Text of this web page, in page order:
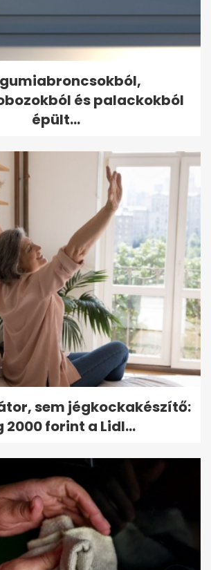
gumiabroncsokból,
és palackokból
épült...
sem jégkockakészítő:
2000 forint a Lidl...